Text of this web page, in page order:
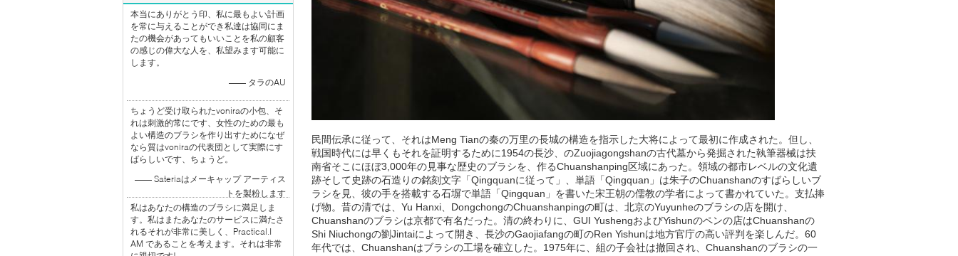
本当にありがとう印、私に最もよい計画
を常に与えることができ私達は協同にま
たの機会があってもいいことを私の顧客
の感じの偉大な人を、私望みます可能に
します。
—— タラのAU
ちょうど受け取られたvoniraの小包、そ
れは刺激的常にです、女性のための最も
よい構造のブラシを作り出すためになぜ
なら質はvoniraの代表団として実際にす
ばらしいです、ちょうど。
—— Sateriaはメーキャップ アーティス
トを製粉します
私はあなたの構造のブラシに満足しま
す。私はまたあなたのサービスに満たさ
れるそれが非常に美しく、Practical.I
AM であることを考えます。それは非常
民間伝承に従って、それはMeng Tianの秦の万里の長城の構造を指示した大将によって最初に作成された。但し、
戦国時代には早くもそれを証明するために1954の長沙、のZuojiagongshanの古代墓から発掘された執筆器械は扶
南省そこにほぼ3,000年の見事な歴史のブラシを、作るChuanshanping区域にあった。領域の都市レベルの文化遺
跡そして史跡の石造りの銘刻文字「Qingquanに従って」、単語「Qingquan」は朱子のChuanshanのすばらしいブ
ラシを見、彼の手を搭載する石塀で単語「Qingquan」を書いた宋王朝の儒教の学者によって書かれていた。支払捧
げ物。昔の清では、Yu Hanxi、DongchongのChuanshanpingの町は、北京のYuyunheのブラシの店を開け、
Chuanshanのブラシは京都で有名だった。清の終わりに、GUI YushengおよびYishunのペンの店はChuanshanの
Shi Niuchongの劉Jintaiによって開き、長沙のGaojiafangの町のRen Yishunは地方官庁の高い評判を楽しんだ。60
年代では、Chuanshanはブラシの工場を確立した。1975年に、組の子会社は撤回され、Chuanshanのブラシの一